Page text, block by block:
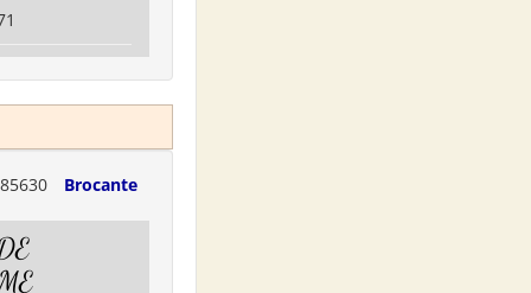
85630 Brocante